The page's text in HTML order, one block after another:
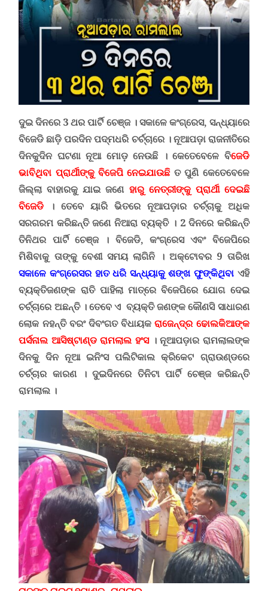
ଦୁଇ ଦିନରେ 3 ଥର ପାର୍ଟି ଚେଞ୍ଜ । ସକାଳେ କଂଗ୍ରେସ, ସନ୍ଧ୍ୟାରେ
ବିଜେଡି ଛାଡ଼ିପରଦିନ ପଦ୍ମଧରି ଚର୍ଚ୍ଚାରେ । ନୂଆପଡ଼ା ରାଜନୀତିରେ
ଦିନକୁଦିନ ଘଟଣା ନୂଆ ମୋଡ଼ ନେଉଛି । କେତେବେଳେ ବିଜେଡି
ଭାବିଥିବା ପ୍ରାର୍ଥୀଙ୍କୁ ବିଜେପି ନେଇଯାଉଛିତ ପୁଣି କେତେବେଳେ
ଜିଲ୍ଲା ବାହାରକୁ ଯାଇ ଜଣେ ହାରୁ ନେତ୍ରୀଙ୍କୁ ପ୍ରାର୍ଥୀ ଦେଇଛି
ବିଜେଡି । ତେବେ ୟାରି ଭିତରେ ନୂଆପଡ଼ାର ଚର୍ଚ୍ଚାକୁ ଅଧିକ
ସରଗରମ କରିଛନ୍ତି ଜଣେ ନିଆରା ବ୍ୟକ୍ତି । 2 ଦିନରେ କରିଛନ୍ତି
ତିନିଥର ପାର୍ଟି ଚେଞ୍ଜ । ବିଜେଡି, କଂଗ୍ରେସ ଏବଂ ବିଜେପିରେ
ମିଶିବାକୁ ତାଙ୍କୁ ବେଶୀ ସମୟ ଲାଗିନି । ଅକ୍ଟୋବର 9 ତାରିଖ
ସକାଳେ କଂଗ୍ରେସର ହାତ ଧରି ସନ୍ଧ୍ୟାକୁ ଶଙ୍ଖ ଫୁଙ୍କିଥିବା ଏହି
ବ୍ୟକ୍ତିଜଣଙ୍କ ରାତି ପାହିଲା ମାତ୍ରେ ବିଜେପିରେ ଯୋଗ ଦେଇ
ଚର୍ଚ୍ଚାରେ ଅଛନ୍ତି । ତେବେ ଏ ବ୍ୟକ୍ତି ଜଣଙ୍କ କୌଣସି ସାଧାରଣ
ଲୋକ ନହନ୍ତି ବରଂ ଦିବଂଗତ ବିଧାୟକରାଜେନ୍ଦ୍ର ଢୋଲକିଆଙ୍କ
ପର୍ସନାଲ ଆସିଷ୍ଟାଣ୍ଡ ରାମଲାଲ ହଂସ । ନୂଆପଡ଼ାର ରାମଲାଲଙ୍କ
ଦିନକୁ ଦିନ ନୂଆ ଇନିଂସ ପଲିଟିକାଲ କ୍ରିକେଟ ଗ୍ରାଉଣ୍ଡରେ
ଚର୍ଚ୍ଚାର କାରଣ । ଦୁଇଦିନରେ ତିନିଟା ପାର୍ଟି ଚେଞ୍ଜ କରିଛନ୍ତି
ରାମଲାଲ ।